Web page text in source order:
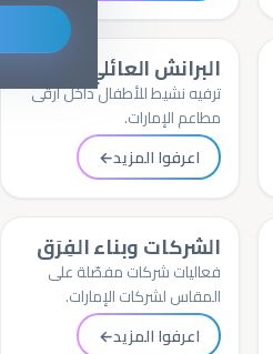
البرانش العائلي
ترفيه نشيط للأطفال داخل أرقى
مطاعم الإمارات.
اعرفوا المزيد←
الشركات وبناء الفِرَق
فعاليات شركات مفصّلة على
المقاس لشركات الإمارات.
اعرفوا المزيد←